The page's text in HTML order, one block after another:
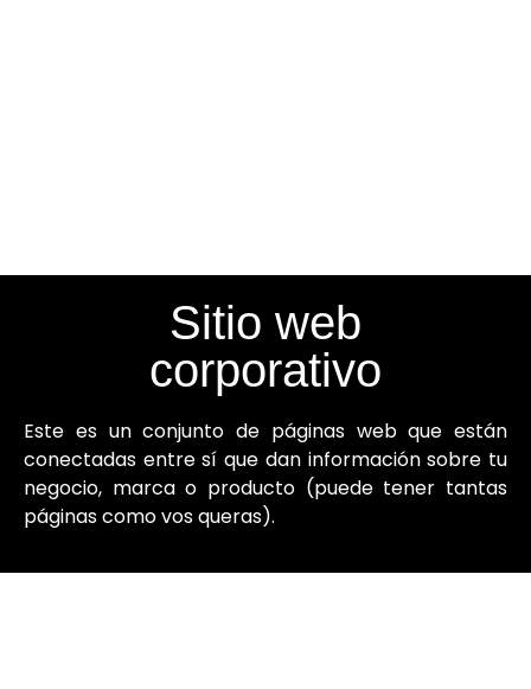
Sitio web
corporativo
Este es un conjunto de páginas web que están
conectadas entre sí que dan información sobre tu
negocio, marca o producto (puede tener tantas
páginas como vos queras).